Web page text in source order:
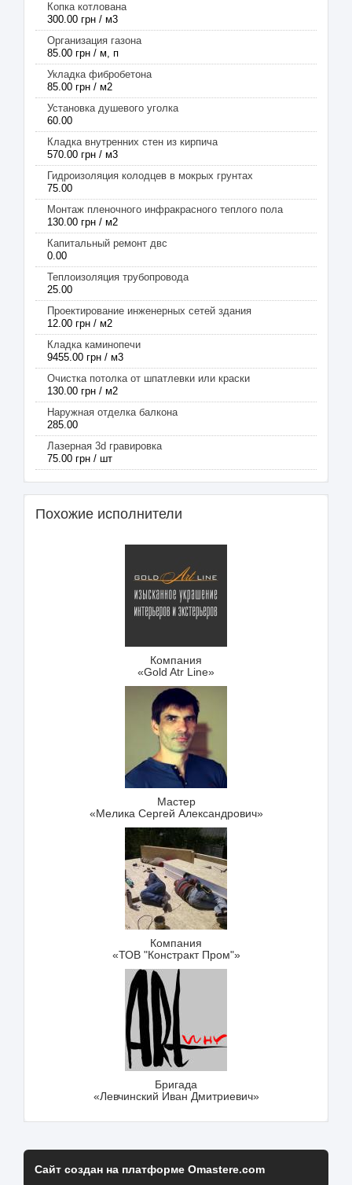
Копка котлована
300.00 грн / м3
Организация газона
85.00 грн / м, п
Укладка фибробетона
85.00 грн / м2
Установка душевого уголка
60.00
Кладка внутренних стен из кирпича
570.00 грн / м3
Гидроизоляция колодцев в мокрых грунтах
75.00
Монтаж пленочного инфракрасного теплого пола
130.00 грн / м2
Капитальный ремонт двс
0.00
Теплоизоляция трубопровода
25.00
Проектирование инженерных сетей здания
12.00 грн / м2
Кладка каминопечи
9455.00 грн / м3
Очистка потолка от шпатлевки или краски
130.00 грн / м2
Наружная отделка балкона
285.00
Лазерная 3d гравировка
75.00 грн / шт
Похожие исполнители
Компания
«Gold Atr Line»
Мастер
«Мелика Сергей Александрович»
Компания
«ТОВ "Констракт Пром"»
Бригада
«Левчинский Иван Дмитриевич»
Сайт создан на платформе Omastere.com